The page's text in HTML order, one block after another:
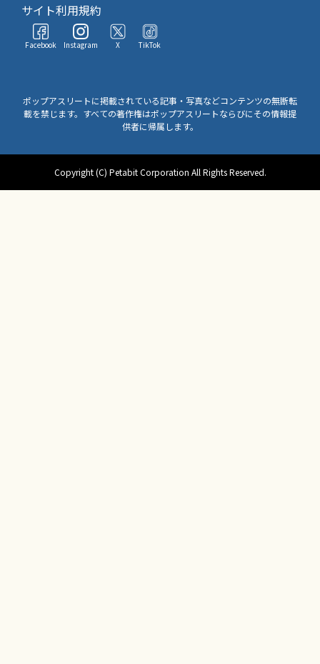
サイト利用規約
Facebook Instagram X TikTok
ポップアスリートに掲載されている記事・写真などコンテンツの無断転
載を禁じます。すべての著作権はポップアスリートならびにその情報提
供者に帰属します。
Copyright (C) Petabit Corporation All Rights Reserved.